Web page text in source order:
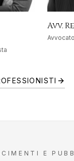
Avv.
Avvocato
E